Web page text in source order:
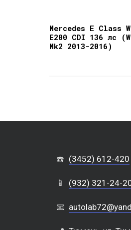
Mercedes E Class
E200 CDI 136 лс
Mk2 2013-2016)
☎️ (3452) 612-420
📱 (932) 321-24-
📧